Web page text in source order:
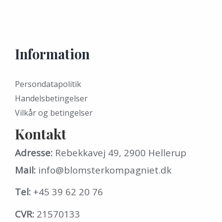
Information
Persondatapolitik
Handelsbetingelser
Vilkår og betingelser
Kontakt
Adresse: Rebekkavej 49, 2900 Hellerup
Mail: info@blomsterkompagniet.dk
Tel: +45 39 62 20 76
CVR: 21570133